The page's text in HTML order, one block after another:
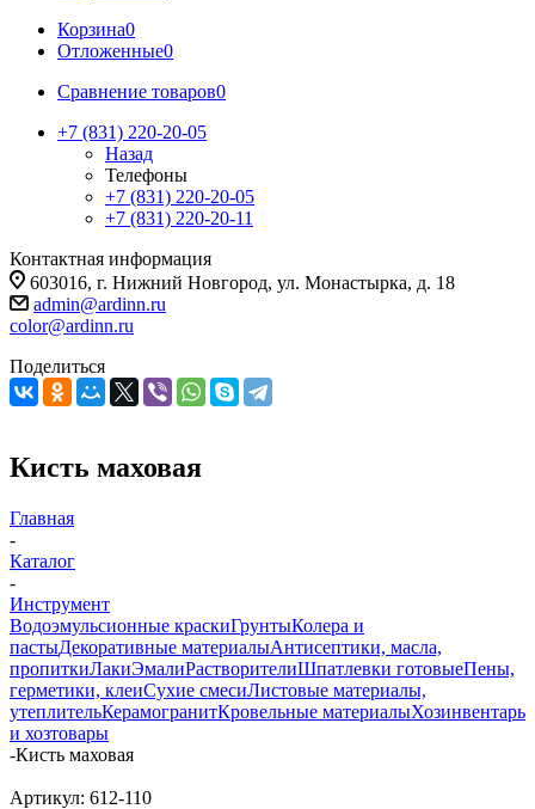
Корзина0
Отложенные0
Сравнение товаров0
+7 (831) 220-20-05
Назад
Телефоны
+7 (831) 220-20-05
+7 (831) 220-20-11
Контактная информация
603016, г. Нижний Новгород, ул. Монастырка, д. 18
admin@ardinn.ru
color@ardinn.ru
Поделиться
Кисть маховая
Главная
-
Каталог
-
Инструмент
Водоэмульсионные краскиГрунтыКолера и
пастыДекоративные материалыАнтисептики, масла,
пропиткиЛакиЭмалиРастворителиШпатлевки готовыеПены,
герметики, клеиСухие смесиЛистовые материалы,
утеплительКерамогранитКровельные материалыХозинвентарь
и хозтовары
-Кисть маховая
Артикул: 612-110